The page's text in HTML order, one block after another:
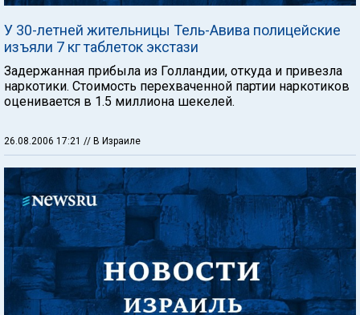
У 30-летней жительницы Тель-Авива полицейские
изъяли 7 кг таблеток экстази
Задержанная прибыла из Голландии, откуда и привезла
наркотики. Стоимость перехваченной партии наркотиков
оценивается в 1.5 миллиона шекелей.
26.08.2006 17:21 // В Израиле